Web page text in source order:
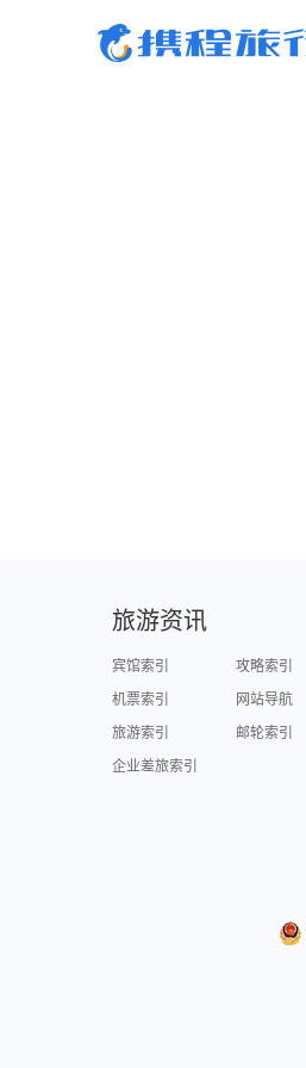
旅游资讯
宾馆索引
攻略索引
机票索引
网站导航
旅游索引
邮轮索引
企业差旅索引